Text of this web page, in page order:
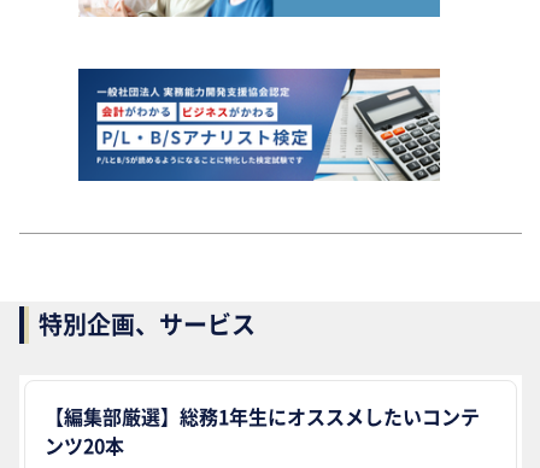
特別企画、サービス
【編集部厳選】総務1年生にオススメしたいコンテ
ンツ20本